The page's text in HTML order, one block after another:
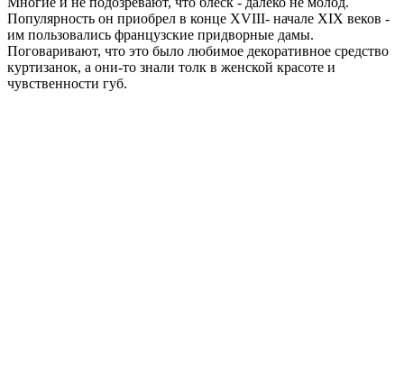
Популярность он приобрел в конце XVIII- начале XIX веков -
им пользовались французские придворные дамы.
Поговаривают, что это было любимое декоративное средство
куртизанок, а они-то знали толк в женской красоте и
чувственности губ.